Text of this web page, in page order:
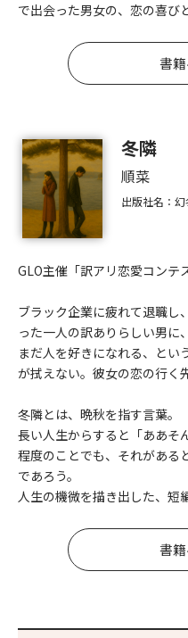
で出会った男女の、恋の喜び
書
冬隣
順菜
出版社名：
GLO主催「訳アリ恋愛コンテ
ブラック企業に疲れて退職し
った一人の訳ありらしい男に
まだ人を好きになれる、とい
が拭えない。彼女の恋の行く
冬隣とは、晩秋を指す言葉。
長い人生からすると「ああそ
程度のことでも、それがある
であろう。
人生の機微を描き出した、短
書